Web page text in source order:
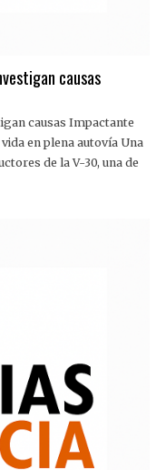
causas
causas Impactante
en plena autovía Una
de la V-30, una de